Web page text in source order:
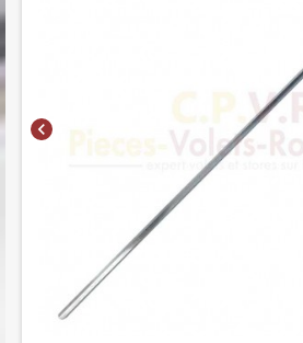
chevron_left